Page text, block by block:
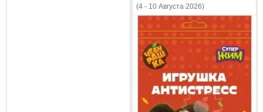
(4 - 10 Августа 2026)